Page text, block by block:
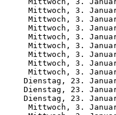
Mittwoch, 3.
Mittwoch, 3.
Mittwoch, 3.
Mittwoch, 3.
Mittwoch, 3.
Mittwoch, 3.
Mittwoch, 3.
Mittwoch, 3.
Dienstag, 23.
Dienstag, 23.
Dienstag, 23.
Mittwoch, 3.